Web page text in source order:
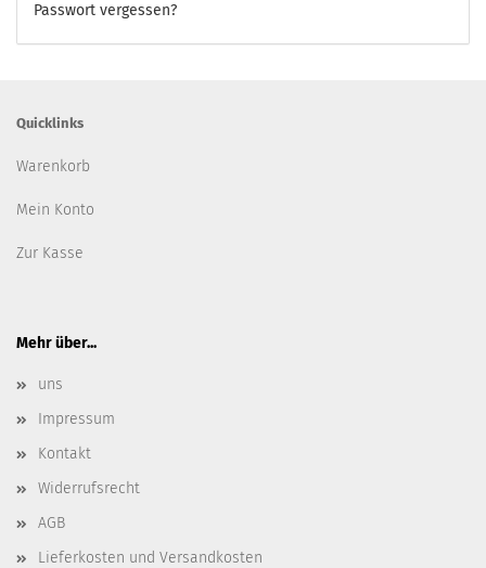
Passwort vergessen?
Quicklinks
Warenkorb
Mein Konto
Zur Kasse
Mehr über...
uns
Impressum
Kontakt
Widerrufsrecht
AGB
Lieferkosten und Versandkosten